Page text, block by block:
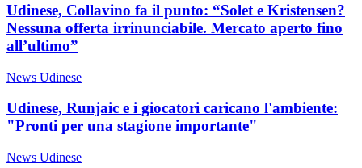
Udinese, Collavino fa il punto: “Solet e Kristensen?
Nessuna offerta irrinunciabile. Mercato aperto fino
all’ultimo”
News Udinese
Udinese, Runjaic e i giocatori caricano l'ambiente:
"Pronti per una stagione importante"
News Udinese